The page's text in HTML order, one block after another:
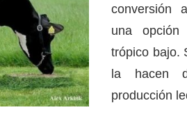
conversión
una
trópico bajo.
la hacen
producción